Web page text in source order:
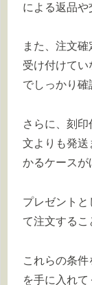
による返品や
また、注文
受け付けてい
でしっかり確
さらに、刻
文よりも発送
かるケースが
プレゼントと
て注文するこ
これらの条
を手に入れて